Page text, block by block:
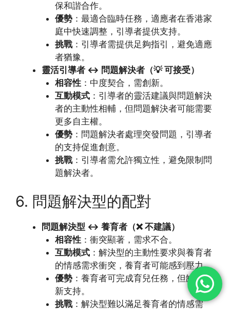
保和諧合作。
優勢：最適合臨時任務，適應者在香港家
庭中快速調整，引導者提供支持。
挑戰：引導者需提供足夠指引，避免適應
者猶豫。
靈活引導者 ↔ 問題解決者（💡 可接受）
相容性：中度契合，需創新。
互動模式：引導者的靈活建議與問題解決
者的主動性相輔，但問題解決者可能需要
更多自主權。
優勢：問題解決者處理突發問題，引導者
的支持促進創意。
挑戰：引導者需允許獨立性，避免限制問
題解決者。
6. 問題解決型的配對
問題解決型 ↔ 養育者（❌ 不建議）
相容性：衝突顯著，需求不合。
互動模式：解決型的主動性要求與養育者
的情感需求衝突，養育者可能感到壓力。
優勢：養育者可完成育兒任務，但缺乏創
新支持。
挑戰：解決型難以滿足養育者的情感需